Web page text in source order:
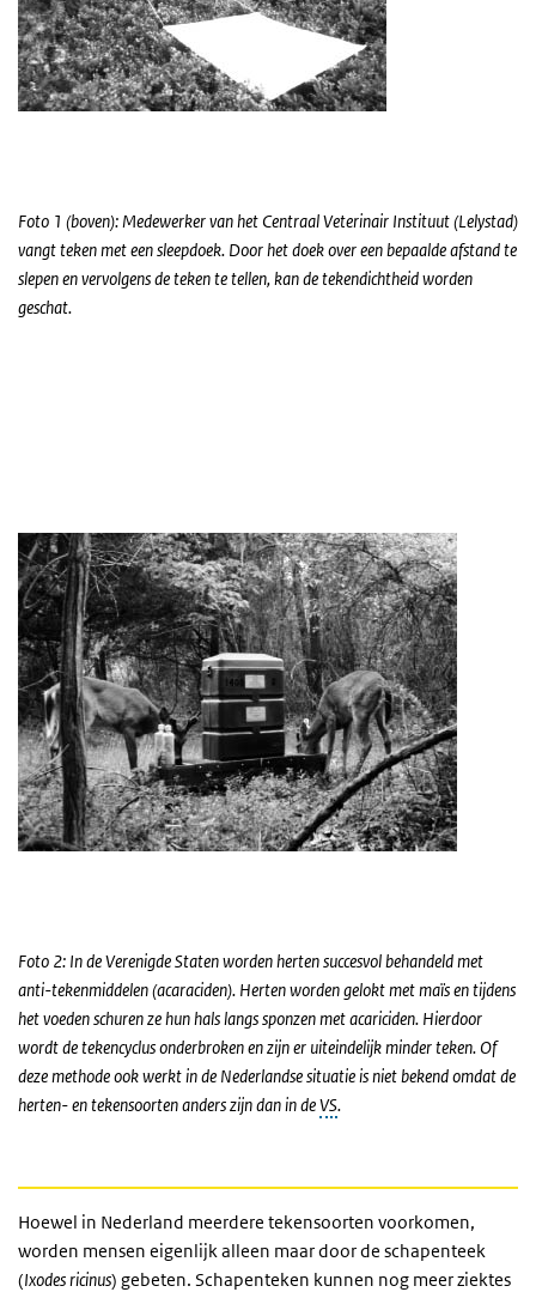
Foto 1 (boven): Medewerker van het Centraal Veterinair Instituut (Lelystad)
vangt teken met een sleepdoek. Door het doek over een bepaalde afstand te
slepen en vervolgens de teken te tellen, kan de tekendichtheid worden
geschat.
Foto 2: In de Verenigde Staten worden herten succesvol behandeld met
anti-tekenmiddelen (acaraciden). Herten worden gelokt met maïs en tijdens
het voeden schuren ze hun hals langs sponzen met acariciden. Hierdoor
wordt de tekencyclus onderbroken en zijn er uiteindelijk minder teken. Of
deze methode ook werkt in de Nederlandse situatie is niet bekend omdat de
herten- en tekensoorten anders zijn dan in deVS.
Hoewel in Nederland meerdere tekensoorten voorkomen,
worden mensen eigenlijk alleen maar door de schapenteek
(Ixodes ricinus) gebeten. Schapenteken kunnen nog meer ziektes